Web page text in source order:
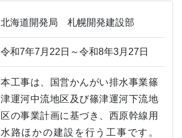
北海道開発局 札幌開発建設部
令和7年7月22日～令和8年3月27日
本工事は、国営かんがい排水事業篠
津運河中流地区及び篠津運河下流地
区の事業計画に基づき、西原幹線用
水路ほかの建設を行う工事です。